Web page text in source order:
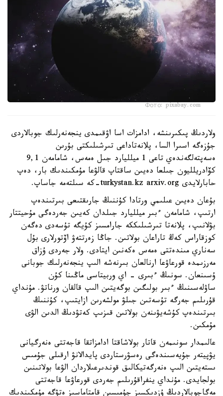
Фото: pixabay.com
ولاردىڭ پىكىرىنشە، ادامزات اسا اۋقىمدى ينجەنەرلىك جوبالاردى
جۇزەگە اسىرا السا، پلانەتاداعى تىرشىلىكتى بۇرىن
ەسەپتەلگەندەي تاعى 1 ميلليارد جىل ەمەس، شامامەن 9,1
كۆادريلليون جىلعا دەيىن ساقتاپ قالۋعا مۇمكىندىك بار، دەپ
حابارلايدى turkystan.kz arxiv.org-كە سىلتەمە جاساپ.
بۇعان دەيىن عىلىمي ورتادا كۇننىڭ جارىقتىعى بىرتىندەپ
ارتىپ، شامامەن ءبىر ميلليارد جىلدان كەيىن جەردەگى مۇحيتتار
بۋلانىپ، پلانەتا تىرشىلىككە جارامسىز كۇيگە تۇسەدى دەگەن
كوزقاراس كەڭ تاراعان بولاتىن. جاڭا زەرتتەۋ اۆتورلارى بۇل
سەناري مىندەتتى ەمەس ەكەنىن ايتادى. ولار جەردى ۇزاق
مەرزىمدە قورعاۋعا ارنالعان بىرنەشە الىپ ينجەنەرلىك جوبانى
ۇسىنعان. سونىڭ ءبىرى - اي وربيتاسى ماڭىنا كۇن
ساۋلەسىنىڭ ءبىر بولىگىن بوگەيتىن الىپ قالقان ورناتۋ. مۇنداي
قۇرىلىم جەرگە تۇسەتىن جىلۋ مولشەرىن ازايتىپ، كۇننىڭ
بىرتىندەپ كۇشەيۋىنەن بولاتىن قىزىپ كەتۋدىڭ الدىن الۋى
مۇمكىن.
عالىمدار سونىمەن قاتار بولاشاقتا ادامزاتقا قاجەتتى ەنەرگيانى
يۋپيتەر جۇيەسىندەگى رەسۋرستاردى پايدالانۋ ارقىلى جۇمىس
ىستەيتىن الىپ ەنەرگەتيكالىق قوندىرعىلاردان الۋعا بولاتىنىن
بولجايدى. مۇنداي ينفراقۇرىلىم جەردى قورعاۋعا قاجەتتى
مەگاجوبالاردىڭ ۇزدىكسىز جۇمىسىن قامتاماسىز ەتۋگە مۇمكىندىك